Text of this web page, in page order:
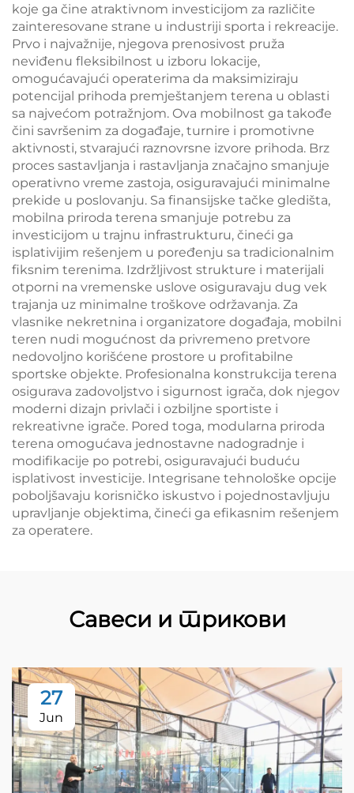
koje ga čine atraktivnom investicijom za različite
zainteresovane strane u industriji sporta i rekreacije.
Prvo i najvažnije, njegova prenosivost pruža
neviđenu fleksibilnost u izboru lokacije,
omogućavajući operaterima da maksimiziraju
potencijal prihoda premještanjem terena u oblasti
sa najvećom potražnjom. Ova mobilnost ga takođe
čini savršenim za događaje, turnire i promotivne
aktivnosti, stvarajući raznovrsne izvore prihoda. Brz
proces sastavljanja i rastavljanja značajno smanjuje
operativno vreme zastoja, osiguravajući minimalne
prekide u poslovanju. Sa finansijske tačke gledišta,
mobilna priroda terena smanjuje potrebu za
investicijom u trajnu infrastrukturu, čineći ga
isplativijim rešenjem u poređenju sa tradicionalnim
fiksnim terenima. Izdržljivost strukture i materijali
otporni na vremenske uslove osiguravaju dug vek
trajanja uz minimalne troškove održavanja. Za
vlasnike nekretnina i organizatore događaja, mobilni
teren nudi mogućnost da privremeno pretvore
nedovoljno korišćene prostore u profitabilne
sportske objekte. Profesionalna konstrukcija terena
osigurava zadovoljstvo i sigurnost igrača, dok njegov
moderni dizajn privlači i ozbiljne sportiste i
rekreativne igrače. Pored toga, modularna priroda
terena omogućava jednostavne nadogradnje i
modifikacije po potrebi, osiguravajući buduću
isplativost investicije. Integrisane tehnološke opcije
poboljšavaju korisničko iskustvo i pojednostavljuju
upravljanje objektima, čineći ga efikasnim rešenjem
za operatere.
Савеси и трикови
27
Jun